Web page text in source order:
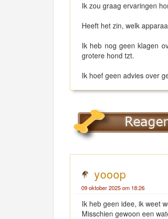
Ik zou graag ervaringen
Heeft het zin, welk
Ik heb nog geen klagen
grotere hond tzt.
Ik hoef geen advies over
yooop
09 oktober 2025 om 18:26
Ik heb geen idee, ik weet
Misschien gewoon een